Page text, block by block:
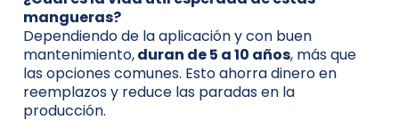
mangueras?
Dependiendo de la aplicación y con buen
mantenimiento,duran de 5 a 10 años, más que
las opciones comunes. Esto ahorra dinero en
reemplazos y reduce las paradas en la
producción.